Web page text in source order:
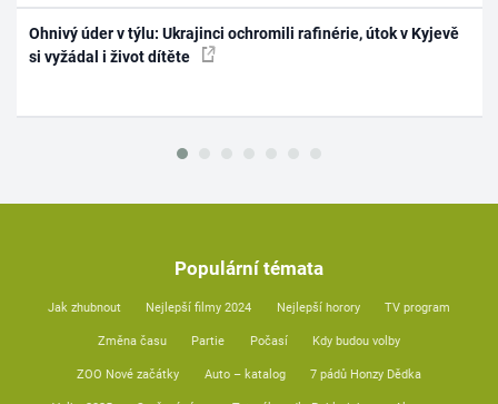
Ohnivý úder v týlu: Ukrajinci ochromili rafinérie, útok v Kyjevě
si vyžádal i život dítěte
Populární témata
Jak zhubnout Nejlepší filmy 2024 Nejlepší horory TV program
Změna času Partie Počasí Kdy budou volby
ZOO Nové začátky Auto – katalog 7 pádů Honzy Dědka